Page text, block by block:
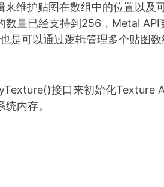
维护贴图在数组中的位置以及
量已经支持到256，Metal API
是可以通过逻辑管理多个贴图
接口来初始化Texture
内存。